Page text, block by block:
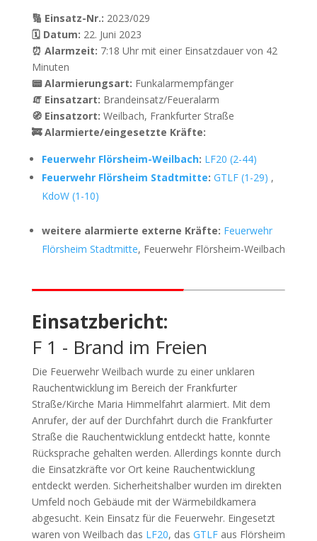
🔢 Einsatz-Nr.: 2023/029
🗓 Datum: 22. Juni 2023
⏰ Alarmzeit: 7:18 Uhr mit einer Einsatzdauer von 42
Minuten
📟 Alarmierungsart: Funkalarmempfänger
🧯 Einsatzart: Brandeinsatz/Feueralarm
🧭 Einsatzort: Weilbach, Frankfurter Straße
🚒 Alarmierte/eingesetzte Kräfte:
Feuerwehr Flörsheim-Weilbach: LF20 (2-44)
Feuerwehr Flörsheim Stadtmitte: GTLF (1-29) ,
KdoW (1-10)
weitere alarmierte externe Kräfte: Feuerwehr
Flörsheim Stadtmitte, Feuerwehr Flörsheim-Weilbach
Einsatzbericht:
F 1 - Brand im Freien
Die Feuerwehr Weilbach wurde zu einer unklaren
Rauchentwicklung im Bereich der Frankfurter
Straße/Kirche Maria Himmelfahrt alarmiert. Mit dem
Anrufer, der auf der Durchfahrt durch die Frankfurter
Straße die Rauchentwicklung entdeckt hatte, konnte
Rücksprache gehalten werden. Allerdings konnte durch
die Einsatzkräfte vor Ort keine Rauchentwicklung
entdeckt werden. Sicherheitshalber wurden im direkten
Umfeld noch Gebäude mit der Wärmebildkamera
abgesucht. Kein Einsatz für die Feuerwehr. Eingesetzt
waren von Weilbach das LF20, das GTLFaus Flörsheim